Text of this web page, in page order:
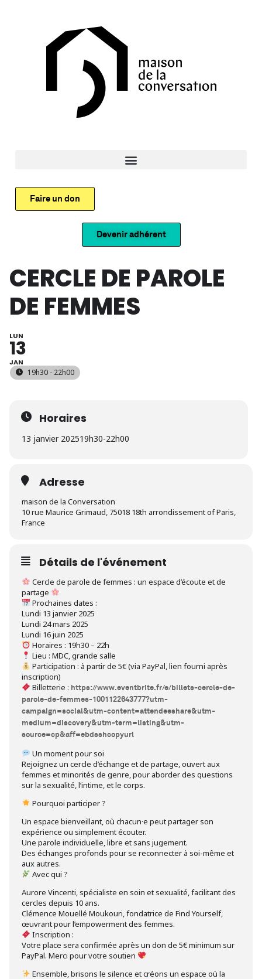
Faire un don
Devenir adhérent
CERCLE DE PAROLE
DE FEMMES
LUN
13
JAN
19h30 - 22h00
Horaires
13 janvier 202519h30-22h00
Adresse
maison de la Conversation
10 rue Maurice Grimaud, 75018 18th arrondissement of Paris,
France
Détails de l'événement
Cercle de parole de femmes : un espace d’écoute et de
partage
Prochaines dates :
Lundi 13 janvier 2025
Lundi 24 mars 2025
Lundi 16 juin 2025
Horaires : 19h30 – 22h
Lieu : MDC, grande salle
Participation : à partir de 5€ (via PayPal, lien fourni après
inscription)
Billetterie : https://www.eventbrite.fr/e/billets-cercle-de-
parole-de-femmes-1001122643777?utm-
campaign=social&utm-content=attendeeshare&utm-
medium=discovery&utm-term=listing&utm-
source=cp&aff=ebdsshcopyurl
Un moment pour soi
Rejoignez un cercle d’échange et de partage, ouvert aux
femmes et minorités de genre, pour aborder des questions
sur la sexualité, l’intime, et le corps.
Pourquoi participer ?
Un espace bienveillant, où chacun·e peut partager son
expérience ou simplement écouter.
Une parole individuelle, libre et sans jugement.
Des échanges profonds pour se reconnecter à soi-même et
aux autres.
Avec qui ?
Aurore Vincenti, spécialiste en soin et sexualité, facilitant des
cercles depuis 10 ans.
Clémence Mouellé Moukouri, fondatrice de Find Yourself,
œuvrant pour l’empowerment des femmes.
Inscription :
Votre place sera confirmée après un don de 5€ minimum sur
PayPal. Merci pour votre soutien
Ensemble, brisons le silence et créons un espace où la